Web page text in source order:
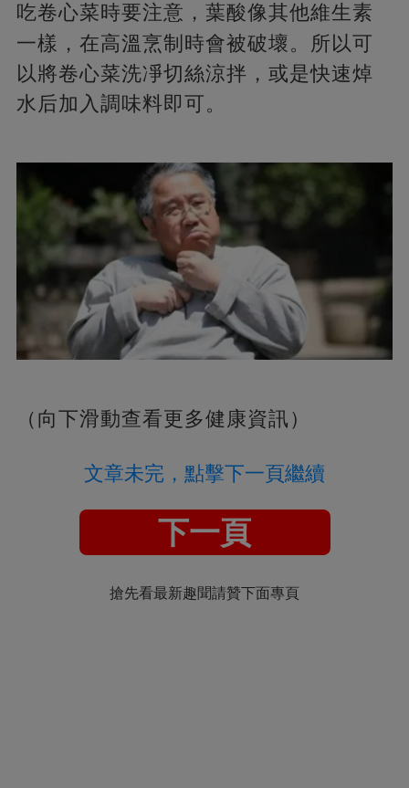
吃卷心菜時要注意， 葉酸像其他維生素
一樣，在高溫烹制時會被破壞。所以可
以將卷心菜洗凈切絲涼拌，或是快速焯
水后加入調味料即可。
（向下滑動查看更多健康資訊）
文章未完，點擊下一頁繼續
下一頁
搶先看最新趣聞請贊下面專頁